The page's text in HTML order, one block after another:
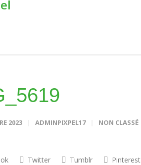
2023 ADMINPIXPEL17 NON CLASSÉ
Twitter Tumblr Pinterest